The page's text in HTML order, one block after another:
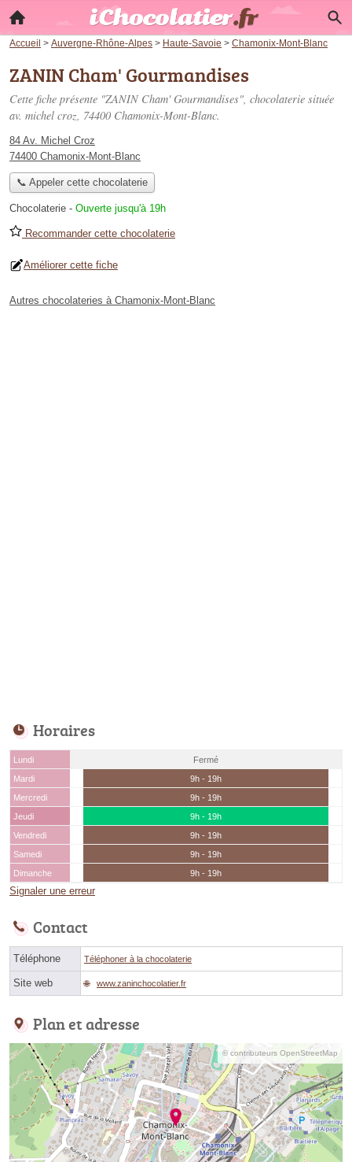
Accueil > Auvergne-Rhône-Alpes > Haute-Savoie > Chamonix-Mont-Blanc
ZANIN Cham' Gourmandises
Cette fiche présente "ZANIN Cham' Gourmandises", chocolaterie située
av. michel croz, 74400 Chamonix-Mont-Blanc.
84 Av. Michel Croz
74400 Chamonix-Mont-Blanc
📞 Appeler cette chocolaterie
Chocolaterie - Ouverte jusqu'à 19h
Recommander cette chocolaterie
Améliorer cette fiche
Autres chocolateries à Chamonix-Mont-Blanc
Horaires
Lundi
Fermé
Mardi
9h - 19h
Mercredi
9h - 19h
Jeudi
9h - 19h
Vendredi
9h - 19h
Samedi
9h - 19h
Dimanche
9h - 19h
Signaler une erreur
Contact
Téléphone Téléphoner à la chocolaterie
Site web www.zaninchocolatier.fr
Plan et adresse
© contributeurs OpenStreetMap